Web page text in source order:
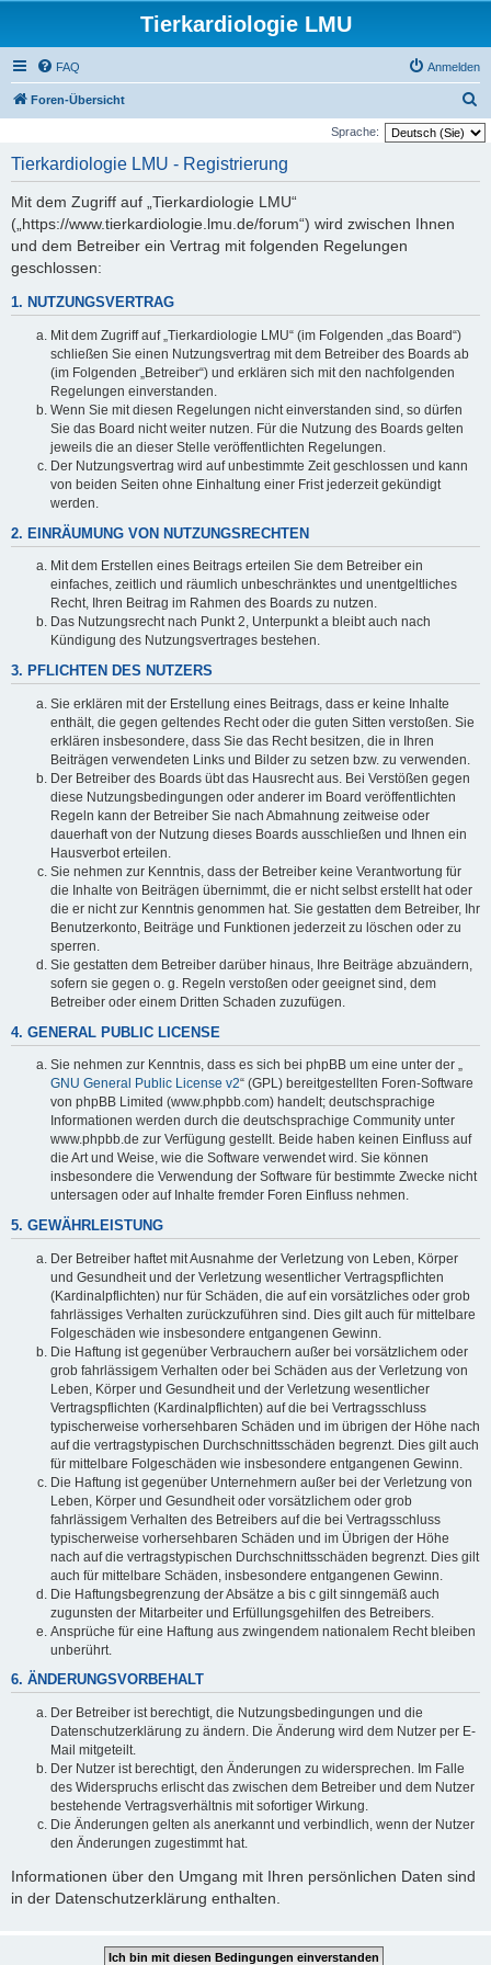
Tierkardiologie LMU
FAQ Anmelden
Foren-Übersicht
u
Sprache:
Tierkardiologie LMU - Registrierung
Mit dem Zugriff auf „Tierkardiologie LMU“
(„https://www.tierkardiologie.lmu.de/forum“) wird zwischen Ihnen
und dem Betreiber ein Vertrag mit folgenden Regelungen
geschlossen:
1. NUTZUNGSVERTRAG
Mit dem Zugriff auf „Tierkardiologie LMU“ (im Folgenden „das Board“)
schließen Sie einen Nutzungsvertrag mit dem Betreiber des Boards ab
(im Folgenden „Betreiber“) und erklären sich mit den nachfolgenden
Regelungen einverstanden.
Wenn Sie mit diesen Regelungen nicht einverstanden sind, so dürfen
Sie das Board nicht weiter nutzen. Für die Nutzung des Boards gelten
jeweils die an dieser Stelle veröffentlichten Regelungen.
Der Nutzungsvertrag wird auf unbestimmte Zeit geschlossen und kann
von beiden Seiten ohne Einhaltung einer Frist jederzeit gekündigt
werden.
2. EINRÄUMUNG VON NUTZUNGSRECHTEN
Mit dem Erstellen eines Beitrags erteilen Sie dem Betreiber ein
einfaches, zeitlich und räumlich unbeschränktes und unentgeltliches
Recht, Ihren Beitrag im Rahmen des Boards zu nutzen.
Das Nutzungsrecht nach Punkt 2, Unterpunkt a bleibt auch nach
Kündigung des Nutzungsvertrages bestehen.
3. PFLICHTEN DES NUTZERS
Sie erklären mit der Erstellung eines Beitrags, dass er keine Inhalte
enthält, die gegen geltendes Recht oder die guten Sitten verstoßen. Sie
erklären insbesondere, dass Sie das Recht besitzen, die in Ihren
Beiträgen verwendeten Links und Bilder zu setzen bzw. zu verwenden.
Der Betreiber des Boards übt das Hausrecht aus. Bei Verstößen gegen
diese Nutzungsbedingungen oder anderer im Board veröffentlichten
Regeln kann der Betreiber Sie nach Abmahnung zeitweise oder
dauerhaft von der Nutzung dieses Boards ausschließen und Ihnen ein
Hausverbot erteilen.
Sie nehmen zur Kenntnis, dass der Betreiber keine Verantwortung für
die Inhalte von Beiträgen übernimmt, die er nicht selbst erstellt hat oder
die er nicht zur Kenntnis genommen hat. Sie gestatten dem Betreiber, Ihr
Benutzerkonto, Beiträge und Funktionen jederzeit zu löschen oder zu
sperren.
Sie gestatten dem Betreiber darüber hinaus, Ihre Beiträge abzuändern,
sofern sie gegen o. g. Regeln verstoßen oder geeignet sind, dem
Betreiber oder einem Dritten Schaden zuzufügen.
4. GENERAL PUBLIC LICENSE
Sie nehmen zur Kenntnis, dass es sich bei phpBB um eine unter der „
GNU General Public License v2“ (GPL) bereitgestellten Foren-Software
von phpBB Limited (www.phpbb.com) handelt; deutschsprachige
Informationen werden durch die deutschsprachige Community unter
www.phpbb.de zur Verfügung gestellt. Beide haben keinen Einfluss auf
die Art und Weise, wie die Software verwendet wird. Sie können
insbesondere die Verwendung der Software für bestimmte Zwecke nicht
untersagen oder auf Inhalte fremder Foren Einfluss nehmen.
5. GEWÄHRLEISTUNG
Der Betreiber haftet mit Ausnahme der Verletzung von Leben, Körper
und Gesundheit und der Verletzung wesentlicher Vertragspflichten
(Kardinalpflichten) nur für Schäden, die auf ein vorsätzliches oder grob
fahrlässiges Verhalten zurückzuführen sind. Dies gilt auch für mittelbare
Folgeschäden wie insbesondere entgangenen Gewinn.
Die Haftung ist gegenüber Verbrauchern außer bei vorsätzlichem oder
grob fahrlässigem Verhalten oder bei Schäden aus der Verletzung von
Leben, Körper und Gesundheit und der Verletzung wesentlicher
Vertragspflichten (Kardinalpflichten) auf die bei Vertragsschluss
typischerweise vorhersehbaren Schäden und im übrigen der Höhe nach
auf die vertragstypischen Durchschnittsschäden begrenzt. Dies gilt auch
für mittelbare Folgeschäden wie insbesondere entgangenen Gewinn.
Die Haftung ist gegenüber Unternehmern außer bei der Verletzung von
Leben, Körper und Gesundheit oder vorsätzlichem oder grob
fahrlässigem Verhalten des Betreibers auf die bei Vertragsschluss
typischerweise vorhersehbaren Schäden und im Übrigen der Höhe
nach auf die vertragstypischen Durchschnittsschäden begrenzt. Dies gilt
auch für mittelbare Schäden, insbesondere entgangenen Gewinn.
Die Haftungsbegrenzung der Absätze a bis c gilt sinngemäß auch
zugunsten der Mitarbeiter und Erfüllungsgehilfen des Betreibers.
Ansprüche für eine Haftung aus zwingendem nationalem Recht bleiben
unberührt.
6. ÄNDERUNGSVORBEHALT
Der Betreiber ist berechtigt, die Nutzungsbedingungen und die
Datenschutzerklärung zu ändern. Die Änderung wird dem Nutzer per E-
Mail mitgeteilt.
Der Nutzer ist berechtigt, den Änderungen zu widersprechen. Im Falle
des Widerspruchs erlischt das zwischen dem Betreiber und dem Nutzer
bestehende Vertragsverhältnis mit sofortiger Wirkung.
Die Änderungen gelten als anerkannt und verbindlich, wenn der Nutzer
den Änderungen zugestimmt hat.
Informationen über den Umgang mit Ihren persönlichen Daten sind
in der Datenschutzerklärung enthalten.